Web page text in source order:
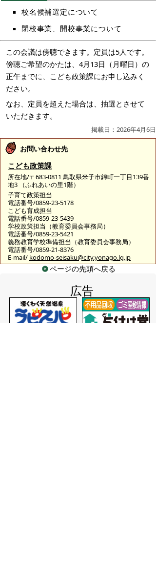
校名候補選定について
閉校事業、開校事業について
この会議は傍聴できます。定員は5人です。
傍聴ご希望のかたは、4月13日（月曜日）の
正午までに、こども政策課にお申し込みく
ださい。
なお、定員を超えた場合は、抽選とさせて
いただきます。
掲載日：2026年4月6日
お問い合わせ先
こども政策課
所在地/〒683-0811 鳥取県米子市錦町一丁目139番
地3 （ふれあいの里1階）
子育て政策担当
電話番号/0859-23-5178
こども育成担当
電話番号/0859-23-5439
学校政策担当（教育委員会事務局）
電話番号/0859-23-5421
義務教育学校準備担当（教育委員会事務局）
電話番号/0859-21-8376
E-mail/ kodomo-seisaku@city.yonago.lg.jp
ページの先頭へ戻る
広告